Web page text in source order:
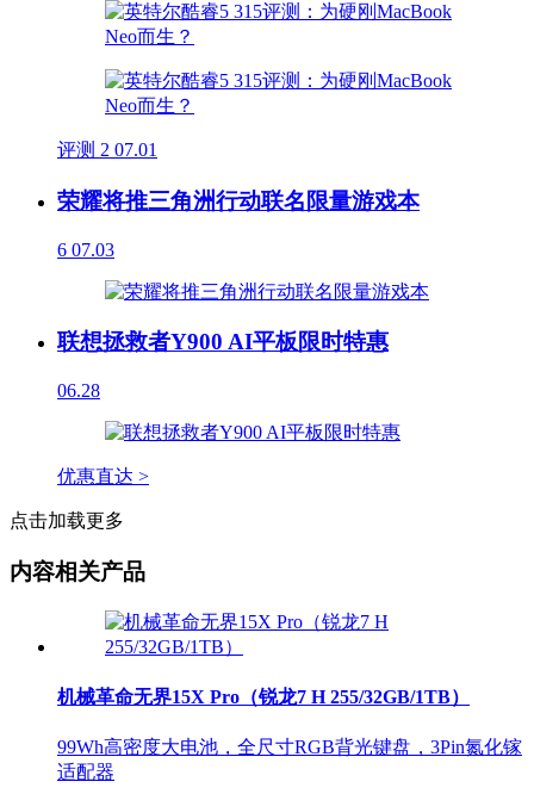
评测 2 07.01
荣耀将推三角洲行动联名限量游戏本
6 07.03
联想拯救者Y900 AI平板限时特惠
06.28
优惠直达 >
点击加载更多
内容相关产品
机械革命无界15X Pro（锐龙7 H 255/32GB/1TB）
99Wh高密度大电池，全尺寸RGB背光键盘，3Pin氮化镓
适配器